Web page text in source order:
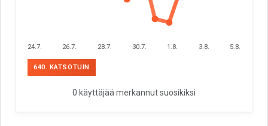
24.7. 26.7. 28.7. 30.7. 1.8. 3.8. 5.8.
640. KATSOTUIN
0 käyttäjää merkannut suosikiksi